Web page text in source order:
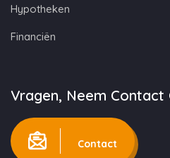
Hypotheken
Financiën
Vragen, Neem Contact
Contact